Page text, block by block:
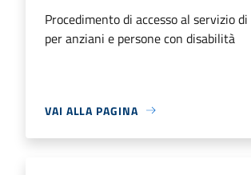
Procedimento di accesso al servizio
per anziani e persone con disabilità
VAI ALLA PAGINA